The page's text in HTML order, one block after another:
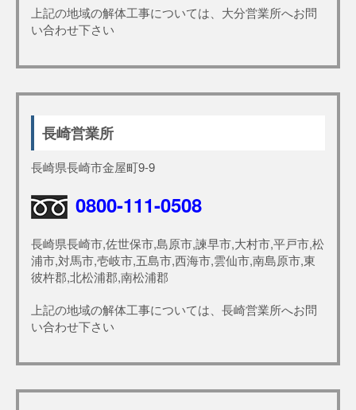
上記の地域の解体工事については、大分営業所へお問
い合わせ下さい
長崎営業所
長崎県長崎市金屋町9-9
0800-111-0508
長崎県長崎市,佐世保市,島原市,諫早市,大村市,平戸市,松
浦市,対馬市,壱岐市,五島市,西海市,雲仙市,南島原市,東
彼杵郡,北松浦郡,南松浦郡
上記の地域の解体工事については、長崎営業所へお問
い合わせ下さい